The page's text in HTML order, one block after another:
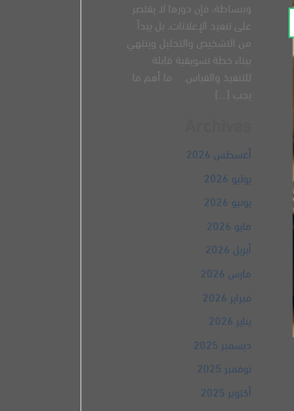
وببساطة، فإن دورها لا يقتصر
على تنفيذ الإعلانات، بل يبدأ
من التشخيص والتحليل وينتهي
ببناء خطة تسويقية قابلة
للتنفيذ والقياس. ما أهم ما
يجب [...]
أغسطس 2026
يوليو 2026
يونيو 2026
مايو 2026
أبريل 2026
مارس 2026
فبراير 2026
يناير 2026
ديسمبر 2025
نوفمبر 2025
أكتوبر 2025